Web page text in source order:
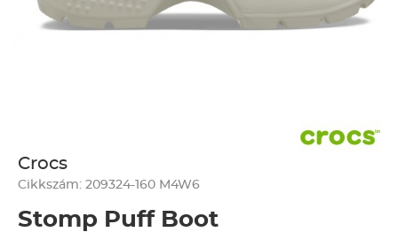
Crocs
Cikkszám: 209324-160 M4W6
Stomp Puff Boot